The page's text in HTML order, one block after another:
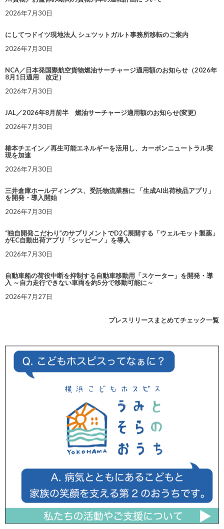
2026年7月30日
にしてつドイツ現地法人 シュツットガルト事務所移転のご案内
2026年7月30日
NCA／日本発国際航空貨物燃油サーチャージ適用額のお知らせ（2026年
8月1日適用 改定）
2026年7月30日
JAL／2026年8月前半 燃油サーチャージ適用額のお知らせ(変更)
2026年7月30日
椿本チエイン／再生可能エネルギーを活用し、カーボンニュートラル実
現を加速
2026年7月30日
三井倉庫ホールディングス、受託物流業務に 「生成AI出荷検品アプリ」
を開発・導入開始
2026年7月30日
“独自開発こだわり”のサプリメントでD2C展開する「ウェルモット製薬」
がEC自動出荷アプリ「シッピーノ」を導入
2026年7月30日
自動車船の荷役中断を抑制する自動車移動用「スケーター」を開発・導
入 ～自力走行できない車両を約5分で移動可能に～
2026年7月27日
プレスリリースまとめてチェック一覧